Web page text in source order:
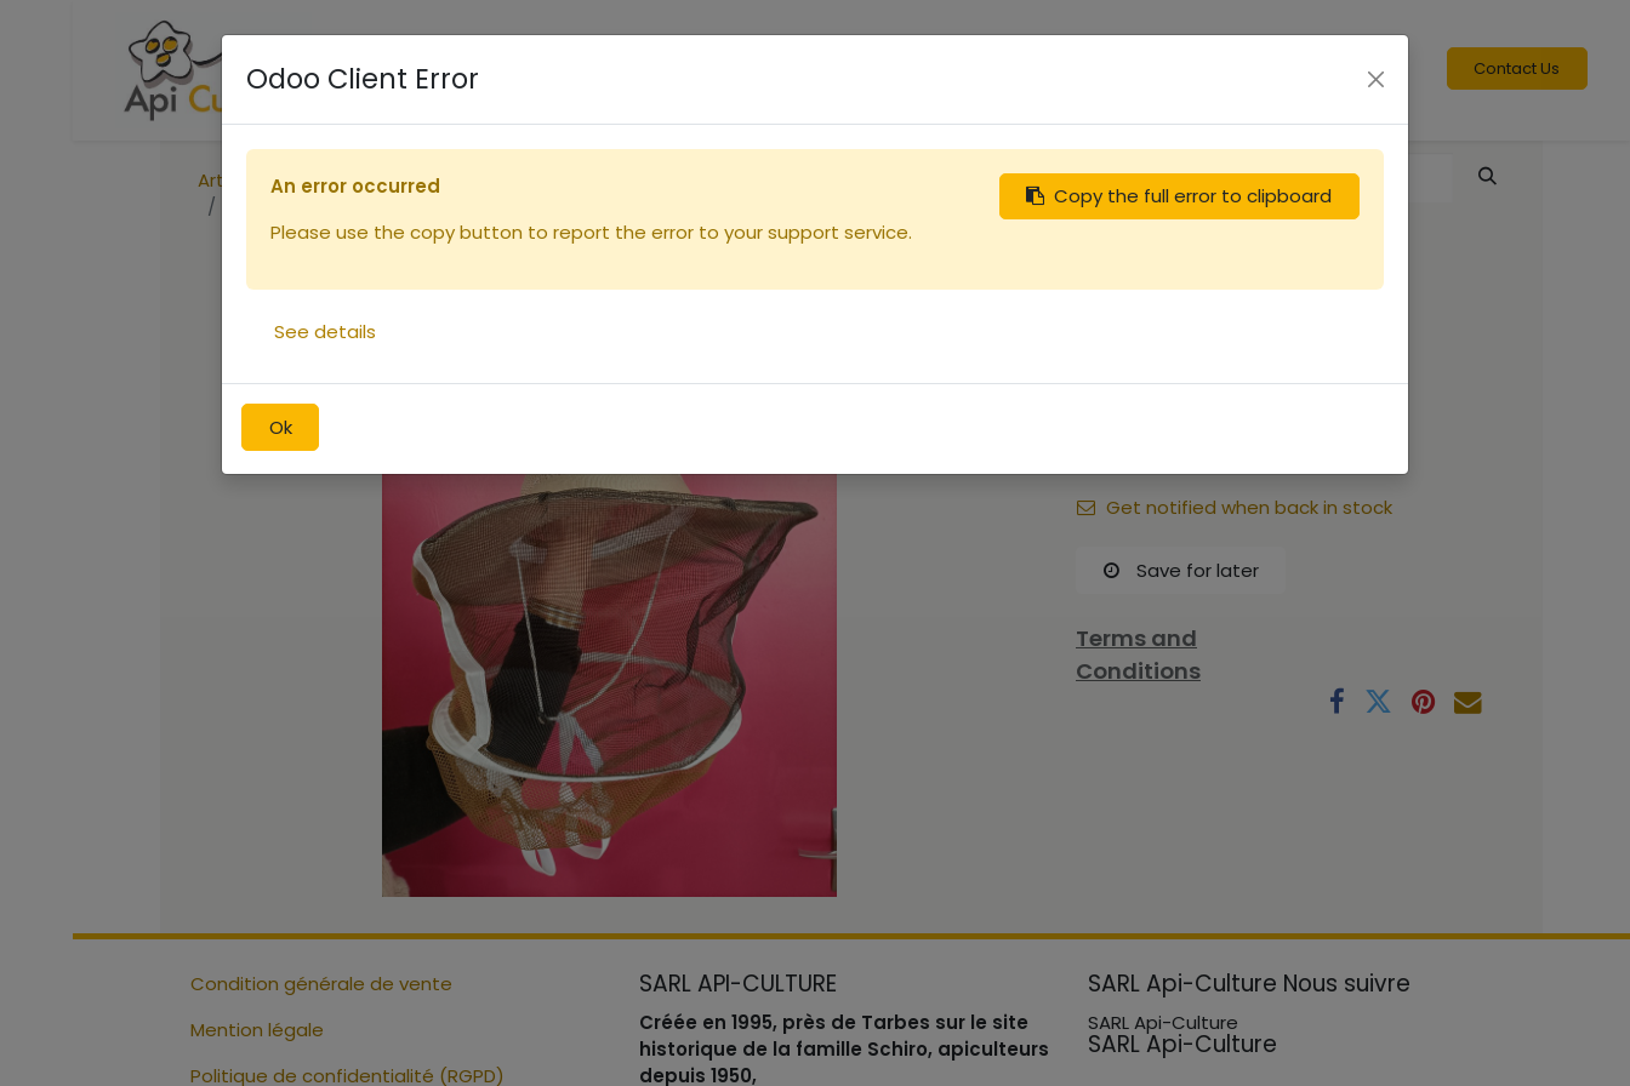
Accueil Boutique Contact Us
Articles
Récolte
Get notified when back in stock
Save for later
Terms and
Conditions
Condition générale de vente
Mention légale
Politique de confidentialité (RGPD)
SARL API-CULTURE
Créée en 1995, près de Tarbes sur le site
historique de la famille Schiro, apiculteurs
depuis 1950,
SARL Api-Culture Nous suivre
SARL Api-Culture
SARL Api-Culture
Odoo Client Error
Ok
Copy the full error to clipboard
An error occurred
Please use the copy button to report the error to your support service.
See details